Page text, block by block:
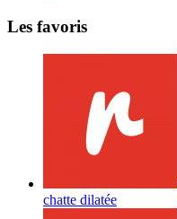
Les favoris
chatte dilatée